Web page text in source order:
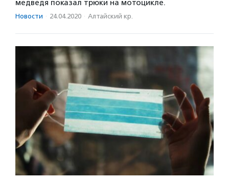
медведя показал трюки на мотоцикле.
Новости · 24.04.2020 · Алтайский кр.